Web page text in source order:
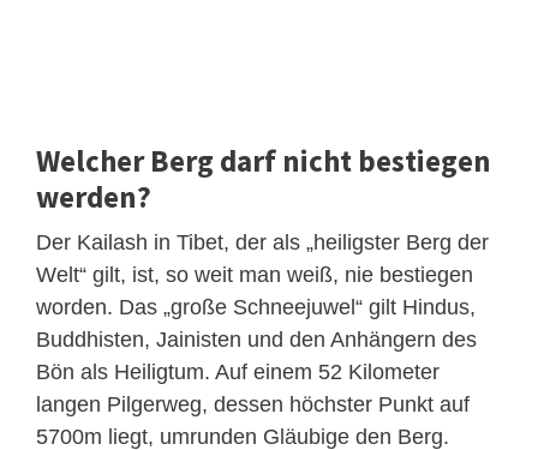
Welcher Berg darf nicht bestiegen
werden?
Der Kailash in Tibet, der als „heiligster Berg der
Welt“ gilt, ist, so weit man weiß, nie bestiegen
worden. Das „große Schneejuwel“ gilt Hindus,
Buddhisten, Jainisten und den Anhängern des
Bön als Heiligtum. Auf einem 52 Kilometer
langen Pilgerweg, dessen höchster Punkt auf
5700m liegt, umrunden Gläubige den Berg.